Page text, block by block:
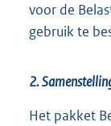
voor de
gebruik te
2.
Het pakket